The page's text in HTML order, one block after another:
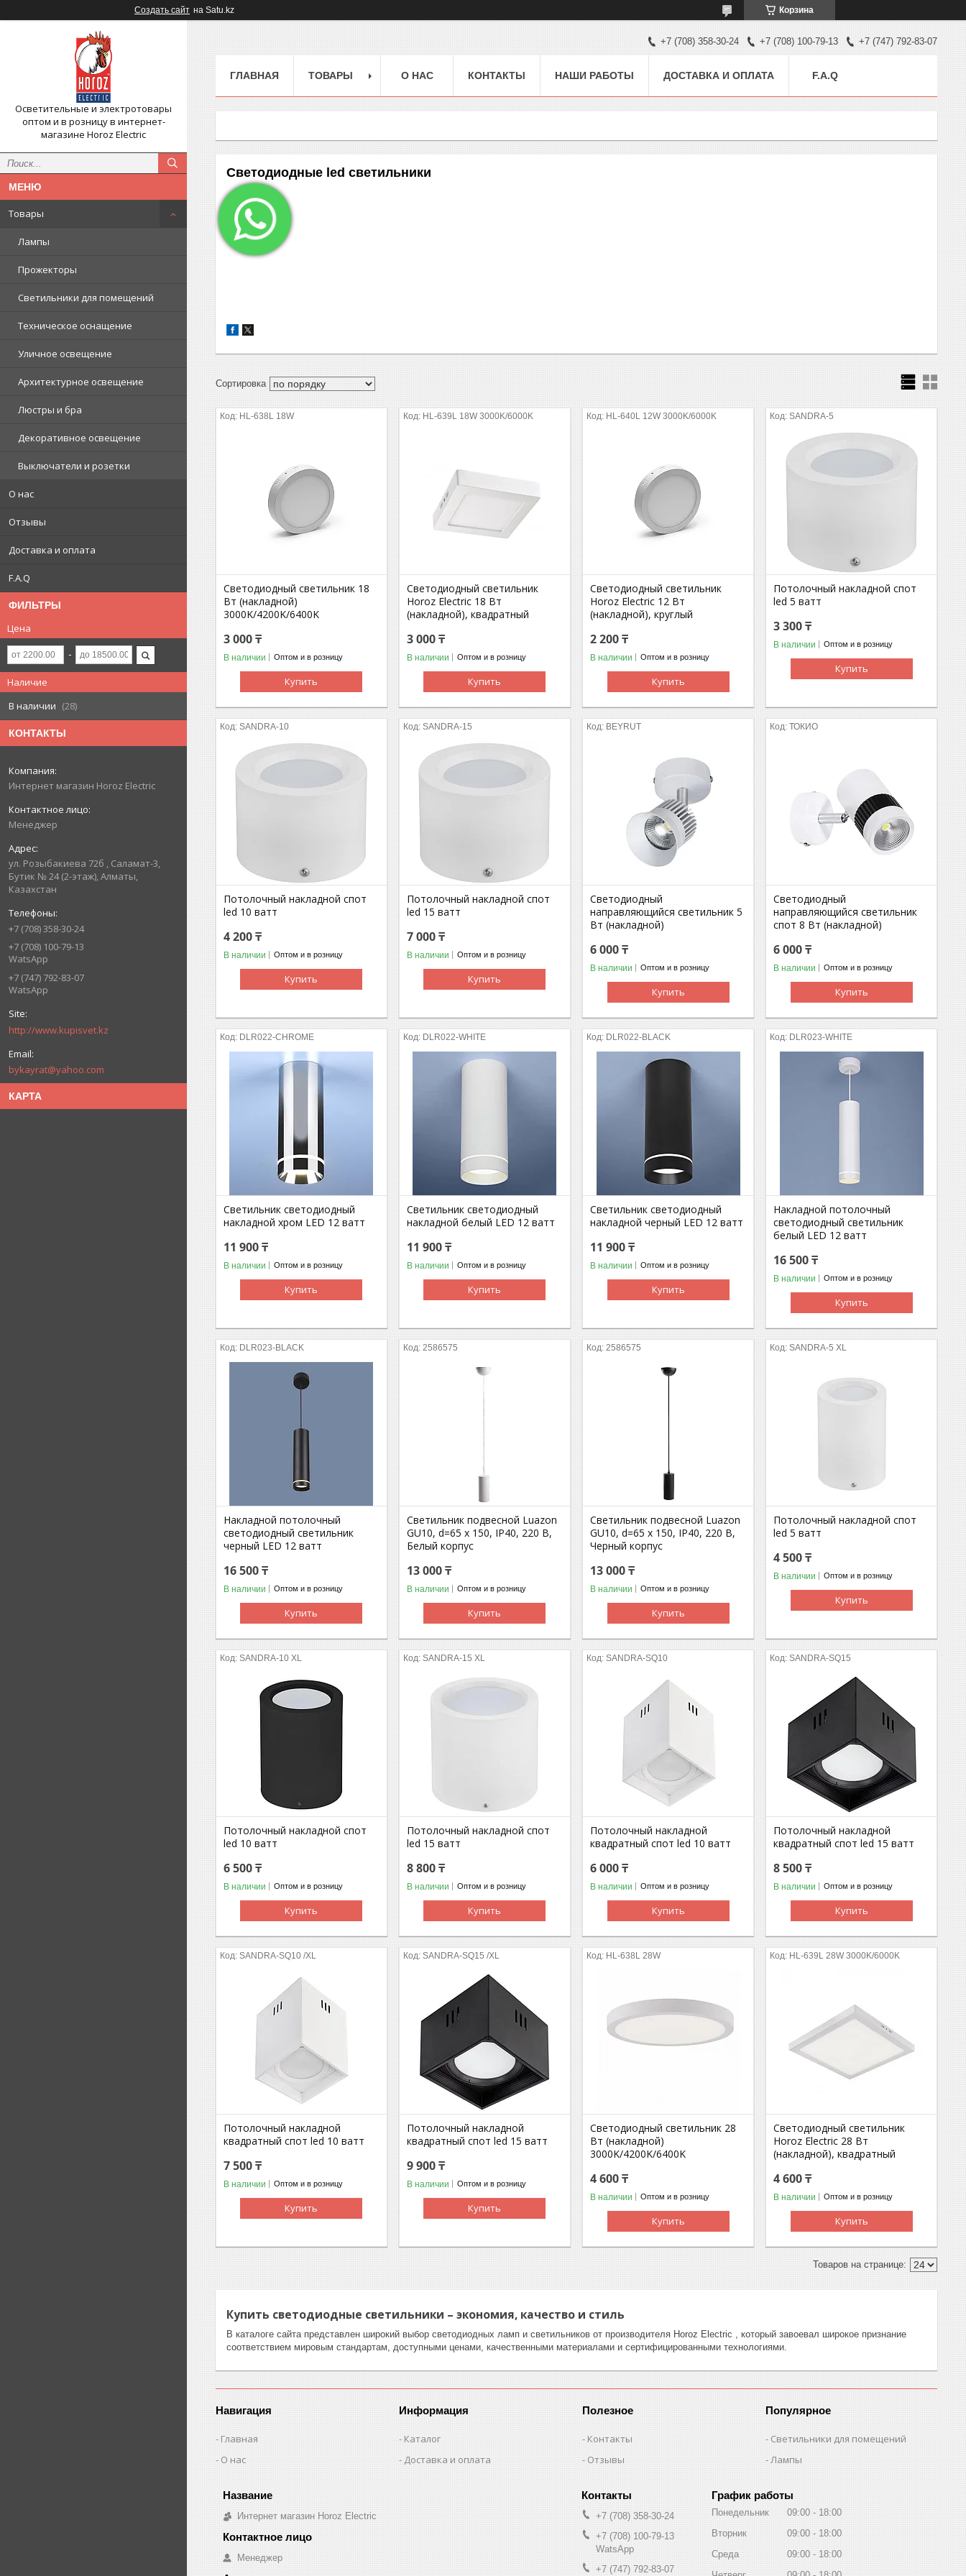
Создать сайт на Satu.kz Корзина
Осветительные и электротовары
оптом и в розницу в интернет-
магазине Horoz Electriс
Товары
Лампы
Прожекторы
Светильники для помещений
Техническое оснащение
Уличное освещение
Архитектурное освещение
Люстры и бра
Декоративное освещение
Выключатели и розетки
О нас
Отзывы
Доставка и оплата
F.A.Q
ФИЛЬТРЫ
Цена
Наличие
В наличии
28
КОНТАКТЫ
Интернет магазин Horoz Electric
Менеджер
ул. Розыбакиева 72б , Саламат-3,
Бутик № 24 (2-этаж), Алматы,
Казахстан
+7 (708) 358-30-24
+7 (708) 100-79-13
WatsApp
+7 (747) 792-83-07
WatsApp
http://www.kupisvet.kz
bykayrat@yahoo.com
КАРТА
+7 (708) 358-30-24 +7 (708) 100-79-13 +7 (747) 792-83-07
ГЛАВНАЯ ТОВАРЫ О НАС КОНТАКТЫ НАШИ РАБОТЫ ДОСТАВКА И ОПЛАТА F.A.Q
Светодиодные led светильники
HL-638L 18W
Светодиодный светильник 18
Вт (накладной)
3000K/4200K/6400K
3 000 ₸
В наличии Оптом и в розницу
Купить
HL-639L 18W 3000K/6000K
Светодиодный светильник
Horoz Electric 18 Вт
(накладной), квадратный
3 000 ₸
В наличии Оптом и в розницу
Купить
HL-640L 12W 3000K/6000K
Светодиодный светильник
Horoz Electric 12 Вт
(накладной), круглый
2 200 ₸
В наличии Оптом и в розницу
Купить
SANDRA-5
Потолочный накладной спот
led 5 ватт
3 300 ₸
В наличии Оптом и в розницу
Купить
SANDRA-10
Потолочный накладной спот
led 10 ватт
4 200 ₸
В наличии Оптом и в розницу
Купить
SANDRA-15
Потолочный накладной спот
led 15 ватт
7 000 ₸
В наличии Оптом и в розницу
Купить
BEYRUT
Светодиодный
направляющийся светильник 5
Вт (накладной)
6 000 ₸
В наличии Оптом и в розницу
Купить
ТОКИО
Светодиодный
направляющийся светильник
спот 8 Вт (накладной)
6 000 ₸
В наличии Оптом и в розницу
Купить
DLR022-CHROME
Светильник светодиодный
накладной хром LED 12 ватт
11 900 ₸
В наличии Оптом и в розницу
Купить
DLR022-WHITE
Светильник светодиодный
накладной белый LED 12 ватт
11 900 ₸
В наличии Оптом и в розницу
Купить
DLR022-BLACK
Светильник светодиодный
накладной черный LED 12 ватт
11 900 ₸
В наличии Оптом и в розницу
Купить
DLR023-WHITE
Накладной потолочный
светодиодный светильник
белый LED 12 ватт
16 500 ₸
В наличии Оптом и в розницу
Купить
DLR023-BLACK
Накладной потолочный
светодиодный светильник
черный LED 12 ватт
16 500 ₸
В наличии Оптом и в розницу
Купить
2586575
Светильник подвесной Luazon
GU10, d=65 x 150, IP40, 220 В,
Белый корпус
13 000 ₸
В наличии Оптом и в розницу
Купить
2586575
Светильник подвесной Luazon
GU10, d=65 x 150, IP40, 220 В,
Черный корпус
13 000 ₸
В наличии Оптом и в розницу
Купить
SANDRA-5 XL
Потолочный накладной спот
led 5 ватт
4 500 ₸
В наличии Оптом и в розницу
Купить
SANDRA-10 XL
Потолочный накладной спот
led 10 ватт
6 500 ₸
В наличии Оптом и в розницу
Купить
SANDRA-15 XL
Потолочный накладной спот
led 15 ватт
8 800 ₸
В наличии Оптом и в розницу
Купить
SANDRA-SQ10
Потолочный накладной
квадратный спот led 10 ватт
6 000 ₸
В наличии Оптом и в розницу
Купить
SANDRA-SQ15
Потолочный накладной
квадратный спот led 15 ватт
8 500 ₸
В наличии Оптом и в розницу
Купить
SANDRA-SQ10 /XL
Потолочный накладной
квадратный спот led 10 ватт
7 500 ₸
В наличии Оптом и в розницу
Купить
SANDRA-SQ15 /XL
Потолочный накладной
квадратный спот led 15 ватт
9 900 ₸
В наличии Оптом и в розницу
Купить
HL-638L 28W
Светодиодный светильник 28
Вт (накладной)
3000K/4200K/6400K
4 600 ₸
В наличии Оптом и в розницу
Купить
HL-639L 28W 3000K/6000K
Светодиодный светильник
Horoz Electric 28 Вт
(накладной), квадратный
4 600 ₸
В наличии Оптом и в розницу
Купить
Купить светодиодные светильники – экономия, качество и стиль
В каталоге сайта представлен широкий выбор светодиодных ламп и светильников от производителя Horoz Electric , который завоевал широкое признание
соответствием мировым стандартам, доступными ценами, качественными материалами и сертифицированными технологиями.
Навигация
Главная
О нас
Информация
Каталог
Доставка и оплата
Полезное
Контакты
Отзывы
Популярное
Светильники для помещений
Лампы
Интернет магазин Horoz Electric
Менеджер
+7 (708) 358-30-24
+7 (708) 100-79-13
WatsApp
+7 (747) 792-83-07
График работы
Понедельник 09:00
18:00
Вторник
09:00
18:00
Среда
09:00
18:00